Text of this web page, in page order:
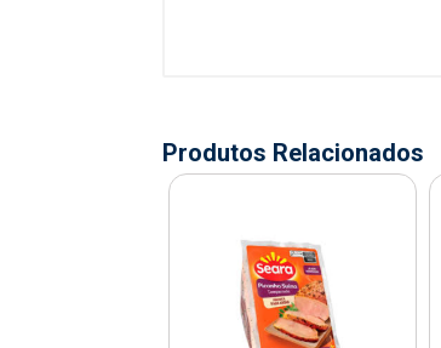
Produtos Relacionados